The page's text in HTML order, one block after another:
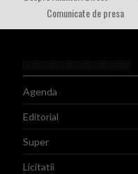
Comunicate de presa
Agenda
Editorial
Super
Licitatii